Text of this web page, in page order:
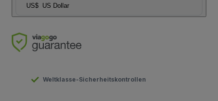
US$ US Dollar
Weltklasse-Sicherheitskontrollen